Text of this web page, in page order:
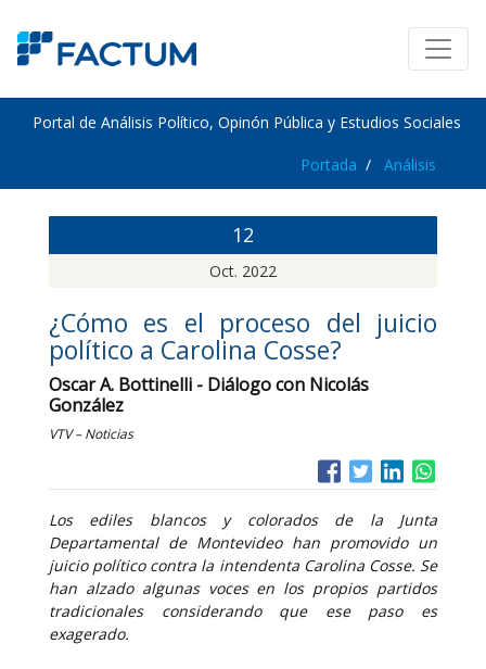
Portal de Análisis Político, Opinón Pública y Estudios Sociales
Portada Análisis
12
Oct. 2022
¿Cómo es el proceso del juicio
político a Carolina Cosse?
Oscar A. Bottinelli - Diálogo con Nicolás
González
VTV – Noticias
Los ediles blancos y colorados de la Junta
Departamental de Montevideo han promovido un
juicio político contra la intendenta Carolina Cosse. Se
han alzado algunas voces en los propios partidos
tradicionales considerando que ese paso es
exagerado.